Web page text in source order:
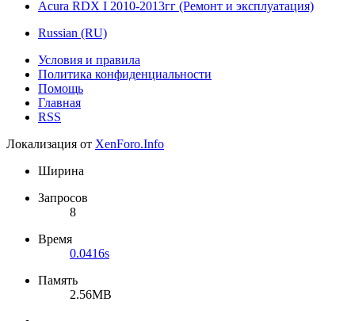
Acura RDX I 2010-2013гг (Ремонт и эксплуатация)
Russian (RU)
Условия и правила
Политика конфиденциальности
Помощь
Главная
RSS
Локализация от XenForo.Info
Ширина
Запросов
8
Время
0.0416s
Память
2.56MB